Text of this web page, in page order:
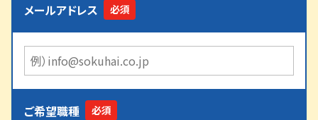
メールアドレス
ご希望職種